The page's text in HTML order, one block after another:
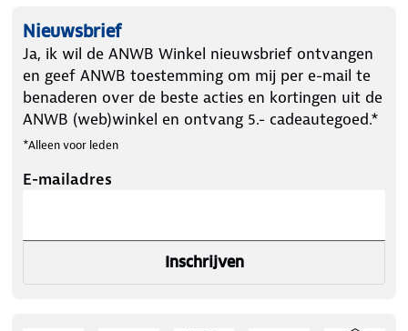
Nieuwsbrief
Ja, ik wil de ANWB Winkel nieuwsbrief ontvangen
en geef ANWB toestemming om mij per e-mail te
benaderen over de beste acties en kortingen uit de
ANWB (web)winkel en ontvang 5.- cadeautegoed.*
*Alleen voor leden
E-mailadres
Inschrijven